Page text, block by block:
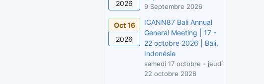
2026
9 Septembre 2026
Oct 16
2026
ICANN87 Bali Annual
General Meeting | 17 -
22 octobre 2026 | Bali,
Indonésie
samedi 17 octobre - jeudi
22 octobre 2026